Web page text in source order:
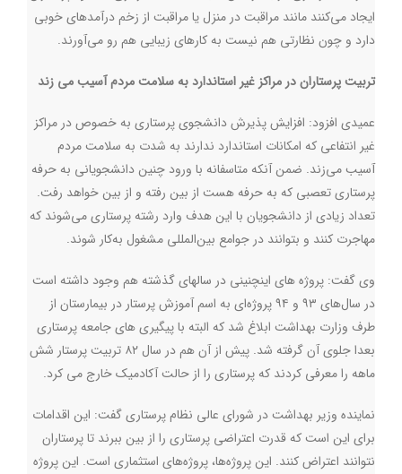
ایجاد می‌کنند مانند مراقبت در منزل یا مراقبت از زخم درآمدهای خوبی
دارد و چون نظارتی هم نیست به کارهای زیبایی هم رو می‌آورند.
تربیت پرستاران در مراکز غیر استاندارد به سلامت مردم آسیب می زند
عمیدی افزود: افزایش پذیرش دانشجوی پرستاری به خصوص در مراکز
غیر انتفاعی که امکانات استاندارد ندارند به شدت به سلامت مردم
آسیب می‌زند. ضمن آنکه متاسفانه با ورود چنین دانشجویانی به حرفه
پرستاری تعصبی که به حرفه هست از بین رفته و از بین خواهد رفت.
تعداد زیادی از دانشجویان با این هدف وارد رشته پرستاری می‌شوند که
مهاجرت کنند و بتوانند در جوامع بین‌المللی مشغول به‌کار شوند.
وی گفت: پروژه های اینچنینی در سالهای گذشته هم وجود داشته است
در سال‌های ۹۳ و ۹۴ پروژه‌ای به اسم آموزش پرستار در بیمارستان از
طرف وزارت بهداشت ابلاغ شد که البته با پیگیری های جامعه پرستاری
بعدا جلوی آن گرفته شد. پیش از آن هم در سال ۸۲ تربیت پرستار شش
ماهه را معرفی کردند که پرستاری را از حالت آکادمیک خارج می کرد.
نماینده وزیر بهداشت در شورای عالی نظام پرستاری گفت: این اقدامات
برای این است که قدرت اعتراضی پرستاری را از بین ببرند تا پرستاران
نتوانند اعتراض کنند. این پروژه‌ها، پروژه‌های استثماری است. این پروژه